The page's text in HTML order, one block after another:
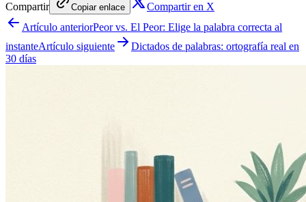
Compartir
Copiar enlace
Compartir en X
Artículo anteriorPeor vs. El Peor: Elige la palabra correcta al
instanteArtículo siguiente
Dictados de palabras: ortografía real en
30 días